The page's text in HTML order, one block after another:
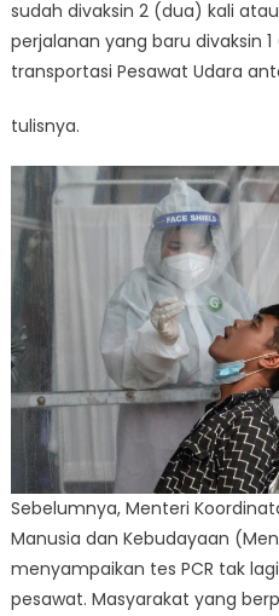
sudah divaksin 2 (dua) kali
perjalanan yang baru divaksin
transportasi Pesawat Udara
tulisnya.
Sebelumnya, Menteri
Manusia dan Kebudayaan
menyampaikan tes PCR tak
pesawat. Masyarakat yang